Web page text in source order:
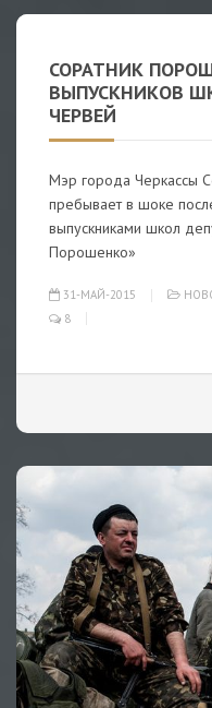
СОРАТНИК
ВЫПУСКНИКОВ
ЧЕРВЕЙ
Мэр города Черкассы
пребывает в шоке
выпускниками школ
Порошенко»
31-МАЙ-2015
8